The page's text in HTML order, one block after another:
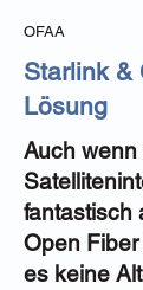
OFAA
Starlink &
Lösung
Auch wenn
fantastisch
Open Fiber
es keine